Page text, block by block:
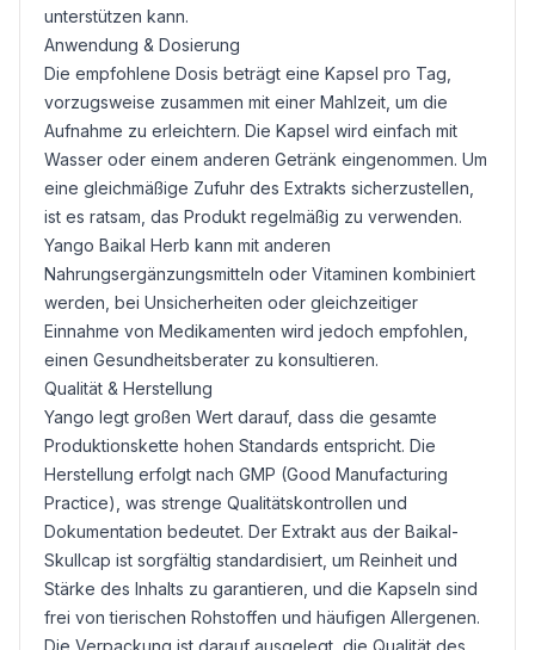
unterstützen kann.
Anwendung & Dosierung
Die empfohlene Dosis beträgt eine Kapsel pro Tag,
vorzugsweise zusammen mit einer Mahlzeit, um die
Aufnahme zu erleichtern. Die Kapsel wird einfach mit
Wasser oder einem anderen Getränk eingenommen. Um
eine gleichmäßige Zufuhr des Extrakts sicherzustellen,
ist es ratsam, das Produkt regelmäßig zu verwenden.
Yango Baikal Herb kann mit anderen
Nahrungsergänzungsmitteln oder Vitaminen kombiniert
werden, bei Unsicherheiten oder gleichzeitiger
Einnahme von Medikamenten wird jedoch empfohlen,
einen Gesundheitsberater zu konsultieren.
Qualität & Herstellung
Yango legt großen Wert darauf, dass die gesamte
Produktionskette hohen Standards entspricht. Die
Herstellung erfolgt nach GMP (Good Manufacturing
Practice), was strenge Qualitätskontrollen und
Dokumentation bedeutet. Der Extrakt aus der Baikal-
Skullcap ist sorgfältig standardisiert, um Reinheit und
Stärke des Inhalts zu garantieren, und die Kapseln sind
frei von tierischen Rohstoffen und häufigen Allergenen.
Die Verpackung ist darauf ausgelegt, die Qualität des